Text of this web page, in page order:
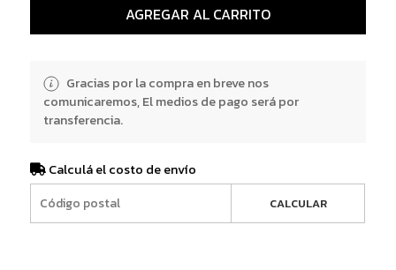
AGREGAR AL CARRITO
Gracias por la compra en breve nos
comunicaremos, El medios de pago será por
transferencia.
Calculá el costo de envío
CALCULAR